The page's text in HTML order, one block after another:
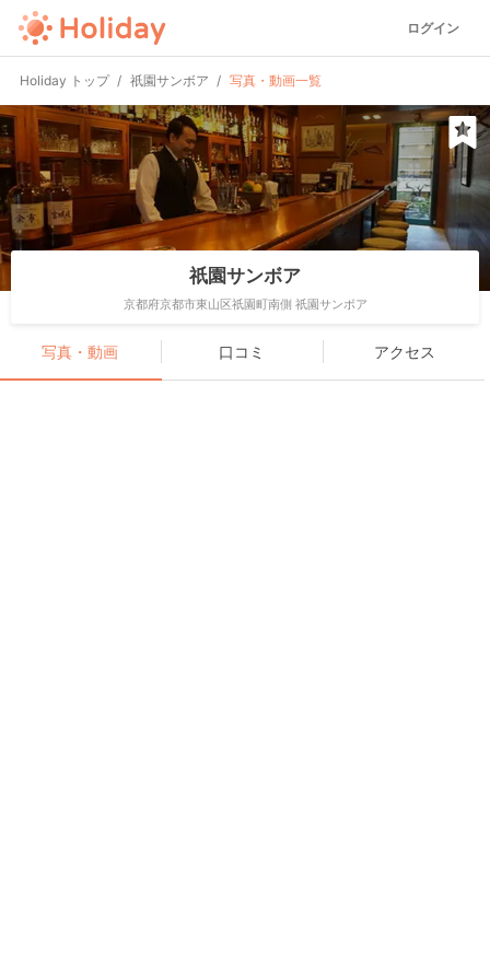
ログイン
Holiday トップ 祇園サンボア 写真・動画一覧
祇園サンボア
京都府京都市東山区祇園町南側 祇園サンボア
写真・動画 口コミ アクセス